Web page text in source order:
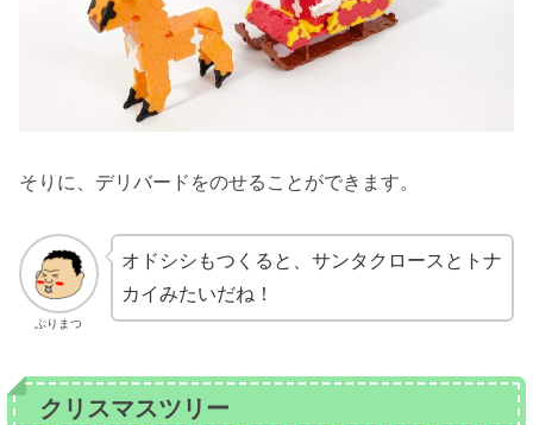
そりに、デリバードをのせることができます。
ぷりまつ
オドシシもつくると、サンタクロースとトナ
カイみたいだね！
クリスマスツリー